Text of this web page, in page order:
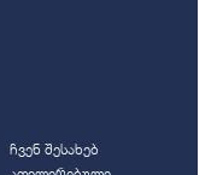
ჩვენ შესახებ